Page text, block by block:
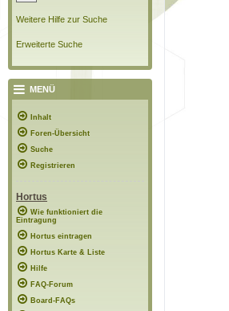
Weitere Hilfe zur Suche
Erweiterte Suche
MENÜ
Inhalt
Foren-Übersicht
Suche
Registrieren
Hortus
Wie funktioniert die
Eintragung
Hortus eintragen
Hortus Karte & Liste
Hilfe
FAQ-Forum
Board-FAQs